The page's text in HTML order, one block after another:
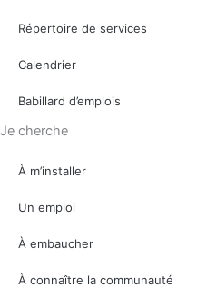
Répertoire de services
Calendrier
Babillard d’emplois
Je cherche
À m’installer
Un emploi
À embaucher
À connaître la communauté